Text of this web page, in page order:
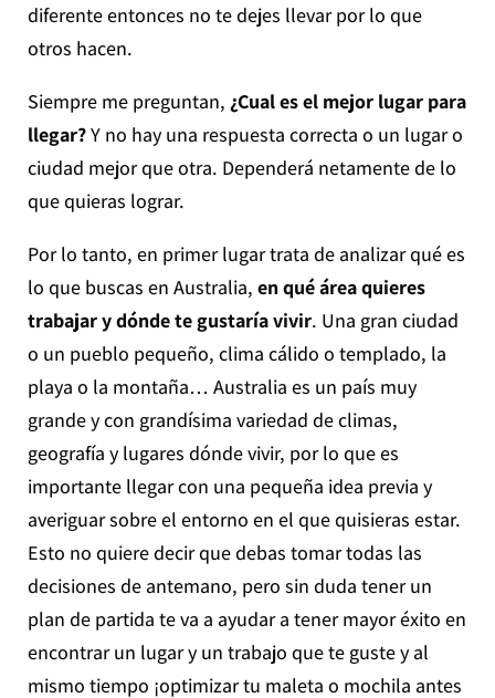
diferente entonces no te dejes llevar por lo que
otros hacen.
Siempre me preguntan, ¿Cual es el mejor lugar para
llegar?Y no hay una respuesta correcta o un lugar o
ciudad mejor que otra. Dependerá netamente de lo
que quieras lograr.
Por lo tanto, en primer lugar trata de analizar qué es
lo que buscas en Australia, en qué área quieres
trabajar y dónde te gustaría vivir. Una gran ciudad
o un pueblo pequeño, clima cálido o templado, la
playa o la montaña… Australia es un país muy
grande y con grandísima variedad de climas,
geografía y lugares dónde vivir, por lo que es
importante llegar con una pequeña idea previa y
averiguar sobre el entorno en el que quisieras estar.
Esto no quiere decir que debas tomar todas las
decisiones de antemano, pero sin duda tener un
plan de partida te va a ayudar a tener mayor éxito en
encontrar un lugar y un trabajo que te guste y al
mismo tiempo ¡optimizar tu maleta o mochila antes